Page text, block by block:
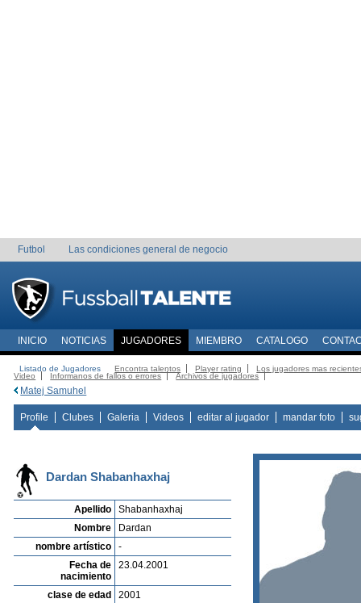
Futbol Las condiciones general de negocio
INICIO NOTICIAS JUGADORES MIEMBRO CATALOGO
Listado de Jugadores Encontra talentos Player rating
Los jugadores mas
Video
Informanos de fallos o errores Archivos de jugadores
Matej Samuhel
Profile Clubes Galeria Videos editar al jugador mandar foto
Dardan Shabanhaxhaj
Apellido
Shabanhaxhaj
Nombre
Dardan
nombre artístico
-
Fecha de
nacimiento
23.04.2001
clase de edad
2001